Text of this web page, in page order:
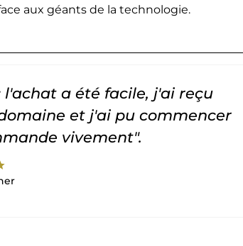
aux géants de la technologie.
a été facile, j'ai reçu
et j'ai pu commencer
vivement".